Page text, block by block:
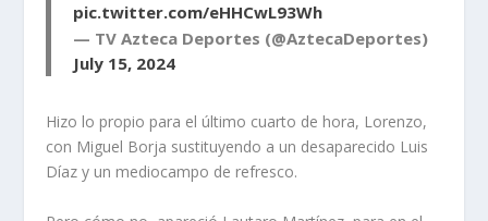
pic.twitter.com/eHHCwL93Wh
— TV Azteca Deportes (@AztecaDeportes)
July 15, 2024
Hizo lo propio para el último cuarto de hora, Lorenzo,
con Miguel Borja sustituyendo a un desaparecido Luis
Díaz y un mediocampo de refresco.